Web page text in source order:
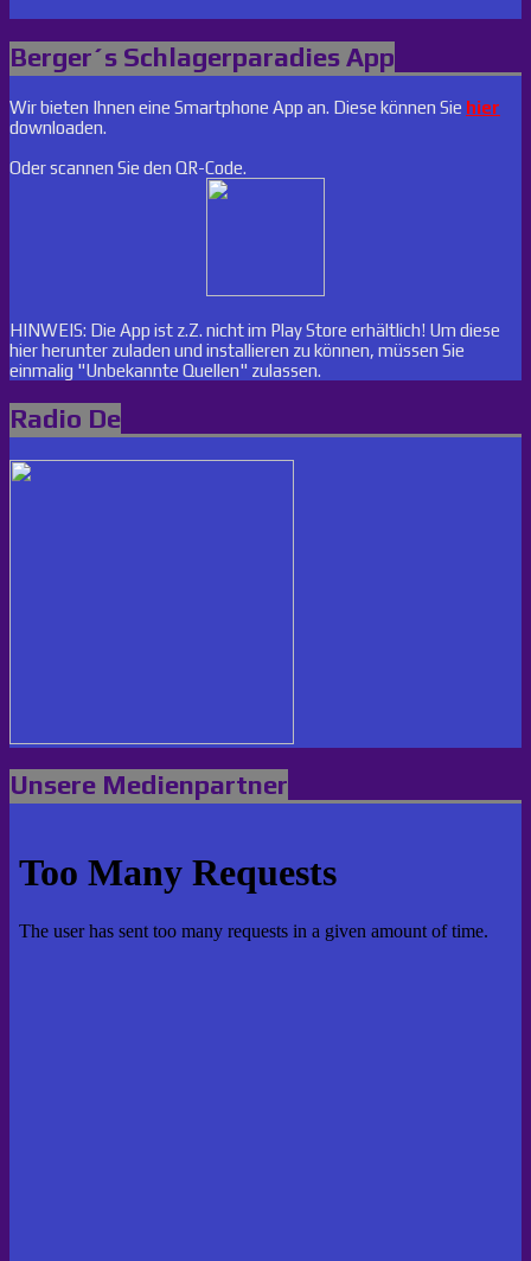
Berger´s Schlagerparadies App
Wir bieten Ihnen eine Smartphone App an. Diese können Sie hier
downloaden.
Oder scannen Sie den QR-Code.
HINWEIS: Die App ist z.Z. nicht im Play Store erhältlich! Um diese
hier herunter zuladen und installieren zu können, müssen Sie
einmalig "Unbekannte Quellen" zulassen.
Radio De
Unsere Medienpartner